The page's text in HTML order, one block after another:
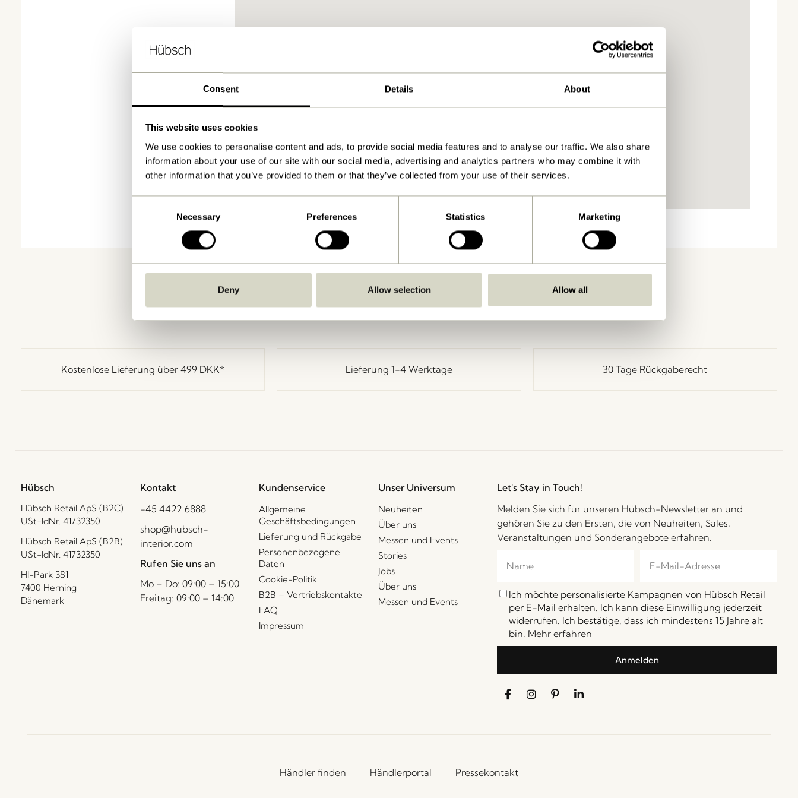
Consent Details About
This website uses cookies
We use cookies to personalise content and ads, to provide social media features and to analyse our traffic. We also share
information about your use of our site with our social media, advertising and analytics partners who may combine it with
other information that you’ve provided to them or that they’ve collected from your use of their services.
Necessary Preferences Statistics Marketing
Deny Allow selection Allow all
Kostenlose Lieferung über499 DKK* Lieferung 1-4 Werktage 30 Tage Rückgaberecht
Hübsch
Hübsch Retail ApS (B2C)
USt-IdNr. 41732350
Hübsch Retail ApS (B2B)
USt-IdNr. 41732350
HI-Park 381
7400 Herning
Dänemark
Kontakt
+45 4422 6888
shop@hubsch-
interior.com
Rufen Sie uns an
Mo – Do: 09:00 – 15:00
Freitag: 09:00 – 14:00
Kundenservice
Allgemeine
Geschäftsbedingungen
Lieferung und Rückgabe
Personenbezogene
Daten
Cookie-Politik
B2B – Vertriebskontakte
FAQ
Impressum
Unser Universum
Neuheiten
Über uns
Messen und Events
Stories
Jobs
Über uns
Messen und Events
Let's Stay in Touch!
Melden Sie sich für unseren Hübsch-Newsletter an und
gehören Sie zu den Ersten, die von Neuheiten, Sales,
Veranstaltungen und Sonderangebote erfahren.
Ich möchte personalisierte Kampagnen von Hübsch Retail
per E-Mail erhalten. Ich kann diese Einwilligung jederzeit
widerrufen. Ich bestätige, dass ich mindestens 15 Jahre alt
bin. Mehr erfahren
Anmelden
Händler finden Händlerportal Pressekontakt